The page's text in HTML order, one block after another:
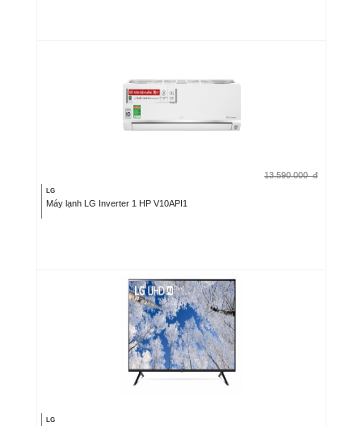
13.590.000 đ
LG
Máy lạnh LG Inverter 1 HP V10API1
LG